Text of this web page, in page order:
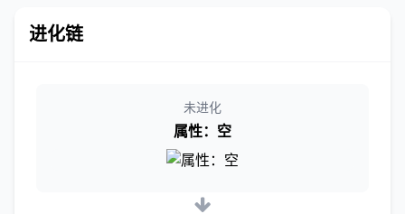
进化链
未进化
属性：空